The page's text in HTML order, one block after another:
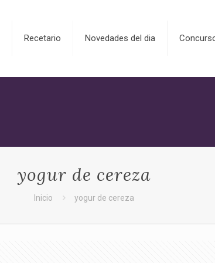
Recetario Novedades del dia
yogur de cereza
Inicio yogur de cereza